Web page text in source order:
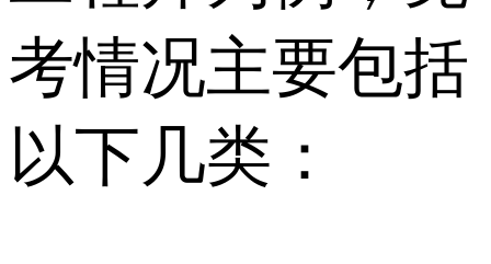
考情况主要包括
以下几类：